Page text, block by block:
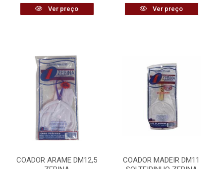
Ver preço Ver preço
COADOR ARAME DM12,5
COADOR MADEIR DM11